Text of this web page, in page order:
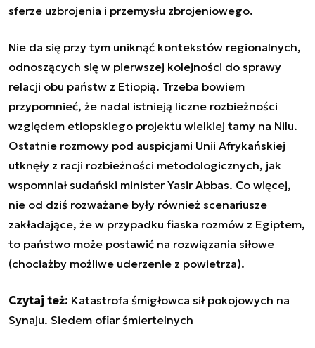
sferze uzbrojenia i przemysłu zbrojeniowego.
Nie da się przy tym uniknąć kontekstów regionalnych,
odnoszących się w pierwszej kolejności do sprawy
relacji obu państw z Etiopią. Trzeba bowiem
przypomnieć, że nadal istnieją liczne rozbieżności
względem etiopskiego projektu wielkiej tamy na Nilu.
Ostatnie rozmowy pod auspicjami Unii Afrykańskiej
utknęły z racji rozbieżności metodologicznych, jak
wspomniał sudański minister Yasir Abbas. Co więcej,
nie od dziś rozważane były również scenariusze
zakładające, że w przypadku fiaska rozmów z Egiptem,
to państwo może postawić na rozwiązania siłowe
(chociażby możliwe uderzenie z powietrza).
Czytaj też: Katastrofa śmigłowca sił pokojowych na
Synaju. Siedem ofiar śmiertelnych